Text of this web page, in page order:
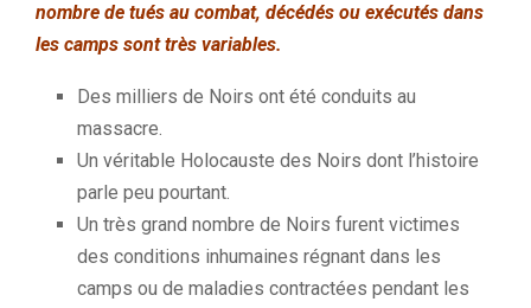
nombre de tués au combat, décédés ou exécutés dans
les camps sont très variables.
Des milliers de Noirs ont été conduits au
massacre.
Un véritable Holocauste des Noirs dont l’histoire
parle peu pourtant.
Un très grand nombre de Noirs furent victimes
des conditions inhumaines régnant dans les
camps ou de maladies contractées pendant les